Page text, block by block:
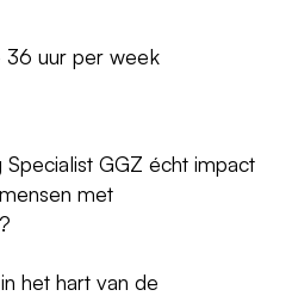
uur per week
GGZ écht impact
met
het hart van de